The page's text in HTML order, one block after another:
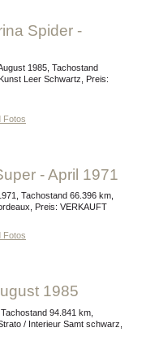
Leer Schwartz, Preis:
Fotos
- April 1971
Preis: VERKAUFT
Fotos
1985
/ Interieur Samt schwarz,